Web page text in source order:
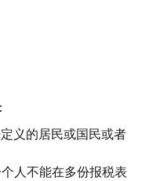
义的居民或国民或者
人不能在多份报税表